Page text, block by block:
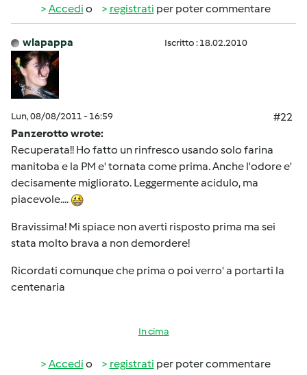
Accedi o registrati per poter commentare
wlapappa Iscritto : 18.02.2010
Lun, 08/08/2011 - 16:59
#22
Panzerotto wrote:
Recuperata!! Ho fatto un rinfresco usando solo farina
manitoba e la PM e' tornata come prima. Anche l'odore e'
decisamente migliorato. Leggermente acidulo, ma
piacevole....
Bravissima! Mi spiace non averti risposto prima ma sei
stata molto brava a non demordere!
Ricordati comunque che prima o poi verro' a portarti la
centenaria
In cima
Accedi o registrati per poter commentare